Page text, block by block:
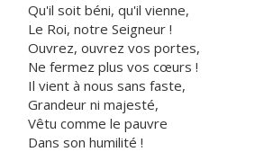
Qu'il soit béni, qu'il vienne,
Le Roi, notre Seigneur !
Ouvrez, ouvrez vos portes,
Ne fermez plus vos cœurs !
Il vient à nous sans faste,
Grandeur ni majesté,
Vêtu comme le pauvre
Dans son humilité !